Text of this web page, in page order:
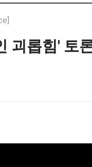
괴롭힘' 토